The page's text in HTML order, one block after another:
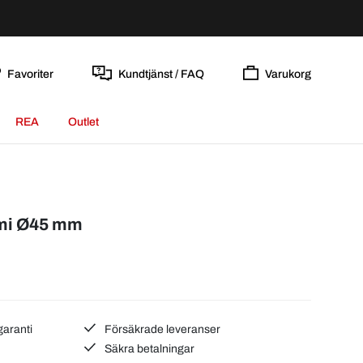
Favoriter Kundtjänst / FAQ Varukorg
REA Outlet
Ø45 mm
Försäkrade leveranser
Säkra betalningar